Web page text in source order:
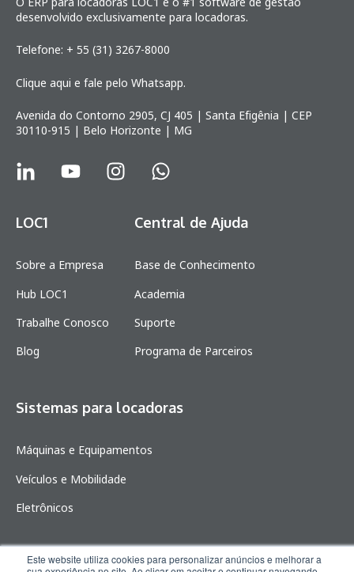
Este website utiliza cookies para personalizar anúncios e melhorar a
desenvolvido exclusivamente para locadoras.
Telefone: + 55 (31) 3267-8000
Clique aqui e fale pelo Whatsapp.
Avenida do Contorno 2905, CJ 405 | Santa Efigênia | CEP
30110-915 | Belo Horizonte | MG
LOC1
Sobre a Empresa
Hub LOC1
Trabalhe Conosco
Blog
Central de Ajuda
Base de Conhecimento
Academia
Suporte
Programa de Parceiros
Sistemas para locadoras
Máquinas e Equipamentos
Veículos e Mobilidade
Eletrônicos
© 2026. Todos os direitos reservados.Política de privacidade.Desenvolvido porBIUNA